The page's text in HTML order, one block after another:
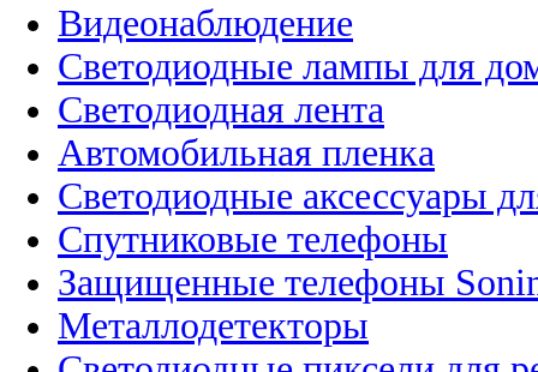
Видеонаблюдение
Светодиодные лампы для
Светодиодная лента
Автомобильная пленка
Светодиодные аксессуары
Спутниковые телефоны
Защищенные телефоны
Металлодетекторы